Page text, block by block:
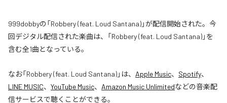
999dobbyの「Robbery (feat. Loud Santana)」が配信開始された。今
回デジタル配信された楽曲は、「Robbery (feat. Loud Santana)」を
含む全1曲となっている。
なお「Robbery (feat. Loud Santana)」は、 Apple Music、 Spotify、
LINE MUSIC、 YouTube Music、 Amazon Music Unlimitedなどの音楽配
信サービスで聴くことができる。